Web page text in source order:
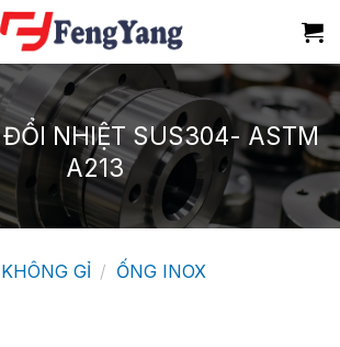
ĐỔI NHIỆT SUS304- ASTM
A213
GỈ / ỐNG INOX